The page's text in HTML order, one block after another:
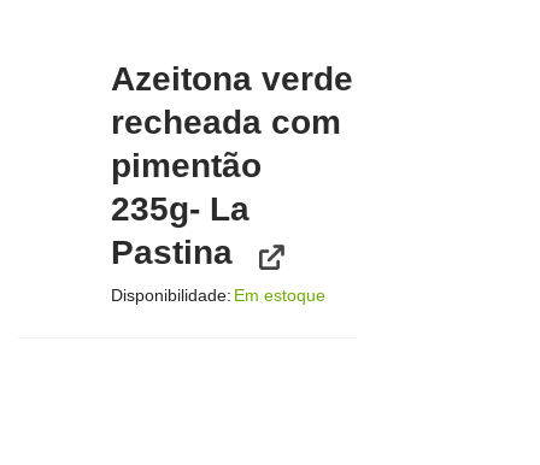
Azeitona verde
recheada com
pimentão
235g- La
Pastina
Disponibilidade: Em estoque